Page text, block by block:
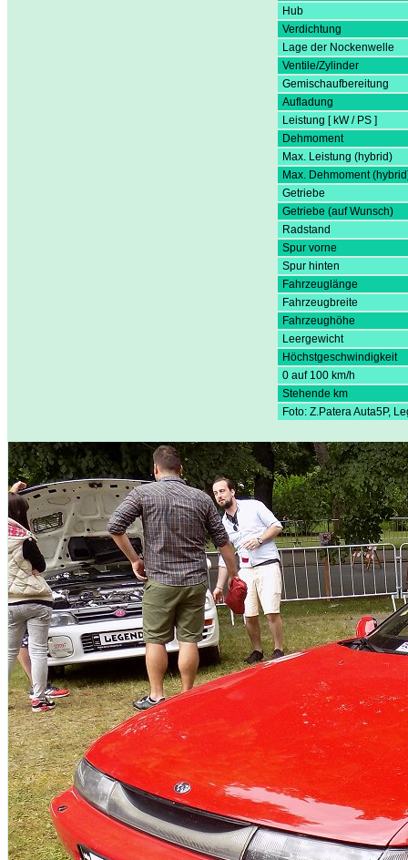
Hub
Verdichtung
Lage der Nockenwelle
Ventile/Zylinder
Gemischaufbereitung
Aufladung
Leistung [ kW / PS ]
Dehmoment
Max. Leistung (hybrid)
Max. Dehmoment
Getriebe
Getriebe (auf Wunsch)
Radstand
Spur vorne
Spur hinten
Fahrzeuglänge
Fahrzeugbreite
Fahrzeughöhe
Leergewicht
Höchstgeschwindigkeit
0 auf 100 km/h
Stehende km
Foto: Z.Patera Auta5P,